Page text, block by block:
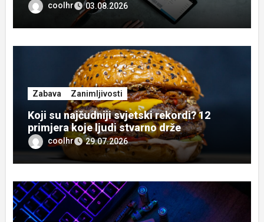
coolhr 03.08.2026
Zabava Zanimljivosti
Koji su najčudniji svjetski rekordi? 12
primjera koje ljudi stvarno drže
coolhr 29.07.2026